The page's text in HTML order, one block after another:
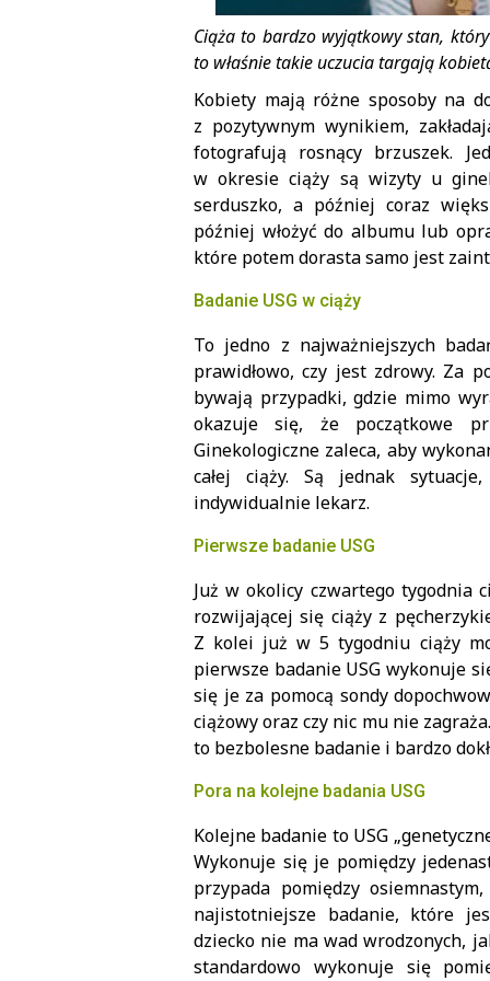
Ciąża to bardzo wyjątkowy stan,
to właśnie takie uczucia targają
Kobiety mają różne sposoby na
z pozytywnym wynikiem,
fotografują rosnący brzuszek.
w okresie ciąży są wizyty u
serduszko, a później coraz
później włożyć do albumu lub
które potem dorasta samo jest
Badanie USG w ciąży
To jedno z najważniejszych
prawidłowo, czy jest zdrowy. Za
bywają przypadki, gdzie mimo
okazuje się, że początkowe
Ginekologiczne zaleca, aby
całej ciąży. Są jednak
indywidualnie lekarz.
Pierwsze badanie USG
Już w okolicy czwartego tygodnia
rozwijającej się ciąży z
Z kolei już w 5 tygodniu ciąży
pierwsze badanie USG wykonuje
się je za pomocą sondy
ciążowy oraz czy nic mu nie
to bezbolesne badanie i bardzo
Pora na kolejne badania USG
Kolejne badanie to USG
Wykonuje się je pomiędzy
przypada pomiędzy
najistotniejsze badanie, które
dziecko nie ma wad wrodzonych,
standardowo wykonuje się